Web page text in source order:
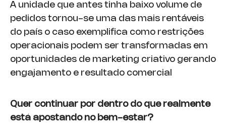
A unidade que antes tinha baixo volume de
pedidos tornou-se uma das mais rentáveis
do país o caso exemplifica como restrições
operacionais podem ser transformadas em
oportunidades de marketing criativo gerando
engajamento e resultado comercial
Quer continuar por dentro do que realmente
está apostando no bem-estar?